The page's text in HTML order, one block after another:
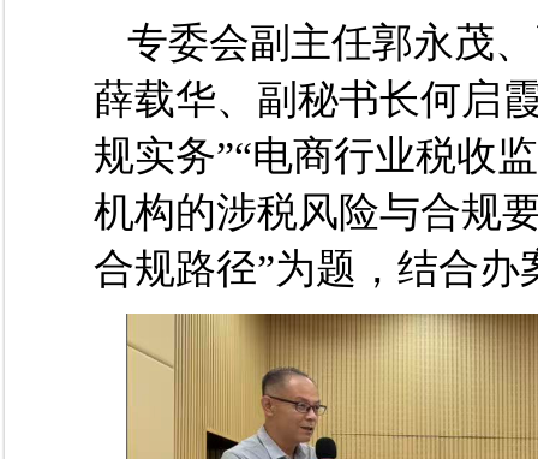
专委会副主任郭永茂
薛载华、副秘书长何启
规实务”“电商行业税收
机构的涉税风险与合规
合规路径”为题，结合